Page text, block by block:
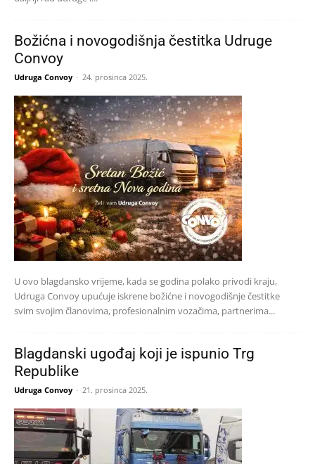
Božićna i novogodišnja čestitka Udruge
Convoy
Udruga Convoy - 24. prosinca 2025.
U ovo blagdansko vrijeme, kada se godina polako privodi kraju,
Udruga Convoy upućuje iskrene božićne i novogodišnje čestitke
svim svojim članovima, profesionalnim vozačima, partnerima...
Blagdanski ugođaj koji je ispunio Trg
Republike
Udruga Convoy - 21. prosinca 2025.